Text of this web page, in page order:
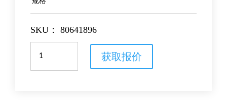
SKU： 80641896
获取报价